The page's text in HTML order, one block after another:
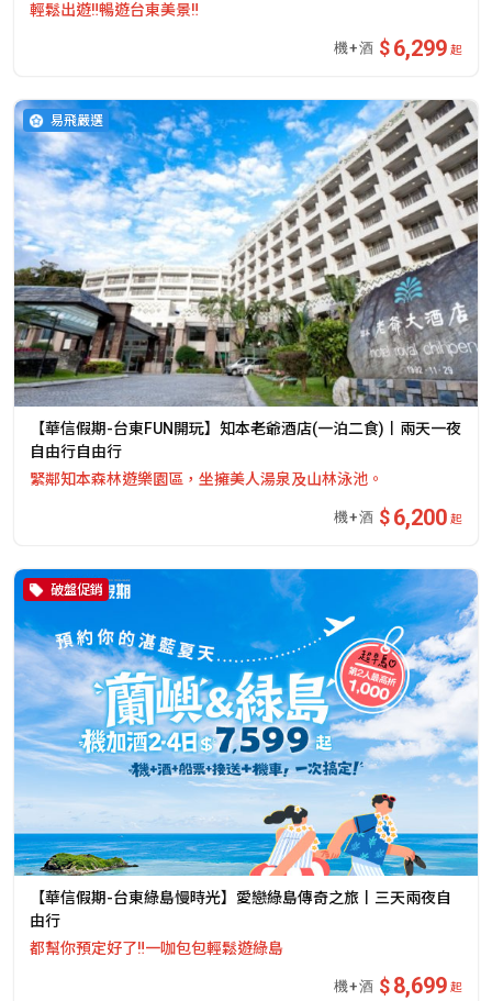
輕鬆出遊‼️暢遊台東美景‼️
6,299 起
易飛嚴選
【華信假期-台東FUN開玩】知本老爺酒店(一泊二食)丨兩天一夜
自由行自由行
緊鄰知本森林遊樂園區，坐擁美人湯泉及山林泳池。
6,200 起
破盤促銷
【華信假期-台東綠島慢時光】愛戀綠島傳奇之旅丨三天兩夜自
由行
都幫你預定好了‼️一咖包包輕鬆遊綠島
8,699 起